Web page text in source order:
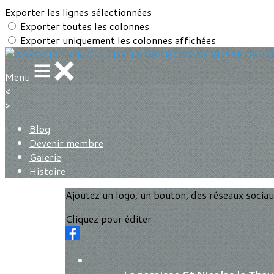
Exporter les lignes sélectionnées
Exporter toutes les colonnes
Exporter uniquement les colonnes affichées
Menu
<
>
Blog
Devenir membre
Galerie
Histoire
Ajoutez un logo, un bouton, des réseaux
Cliquez pour éditer